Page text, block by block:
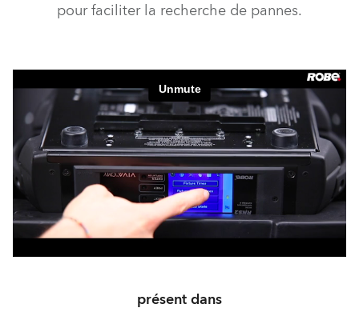
pour faciliter la recherche de pannes.
présent dans